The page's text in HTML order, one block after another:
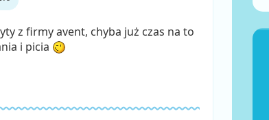
z firmy avent, chyba już czas na to
i picia